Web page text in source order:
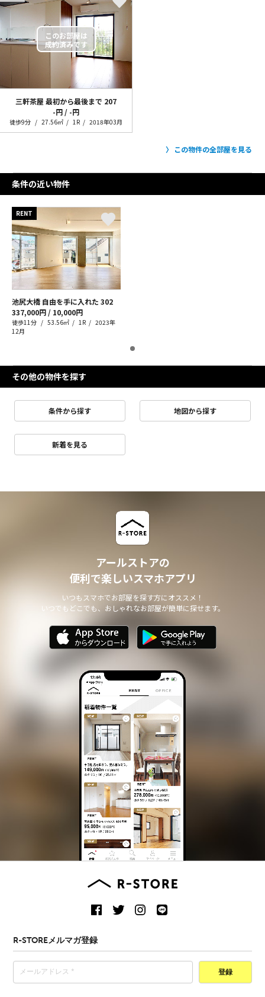
三軒茶屋 最初から最後まで 207
-円 / -円
徒歩9分 27.56㎡ 1R 2018年03月
この物件の全部屋を見る
条件の近い物件
RENT
池尻大橋 自由を手に入れた 302
337,000円 / 10,000円
徒歩11分 53.56㎡ 1R
2023年
12月
その他の物件を探す
条件から探す 地図から探す
新着を見る
アールストアの
便利で楽しいスマホアプリ
いつもスマホでお部屋を探す方にオススメ！
いつでもどこでも、おしゃれなお部屋が簡単に探せます。
R-STOREメルマガ登録
登録